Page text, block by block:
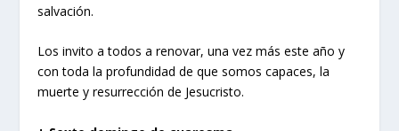
salvación.
Los invito a todos a renovar, una vez más este año y
con toda la profundidad de que somos capaces, la
muerte y resurrección de Jesucristo.